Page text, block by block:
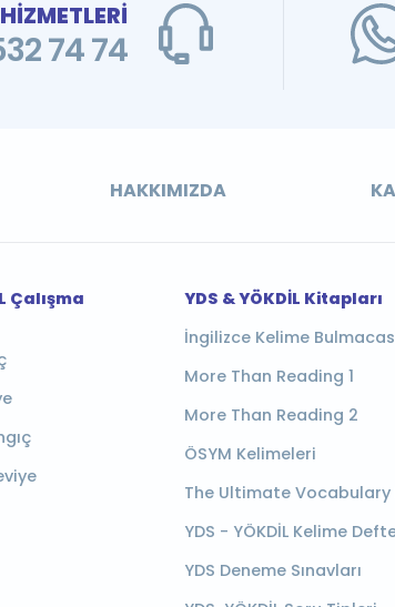
74 74
HAKKIMIZDA
Çalışma
YDS & YÖKDİL Kitapları
İngilizce Kelime
More Than Reading 1
More Than Reading 2
ÖSYM Kelimeleri
The Ultimate Vocabulary
YDS - YÖKDİL Kelime
YDS Deneme Sınavları